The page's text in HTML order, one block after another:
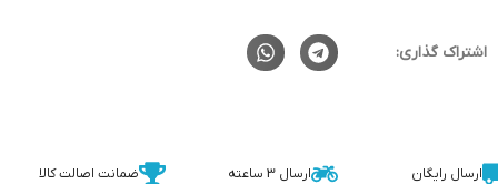
اشتراک گذاری:
ارسال رایگان ارسال 3 ساعته ضمانت اصالت کالا